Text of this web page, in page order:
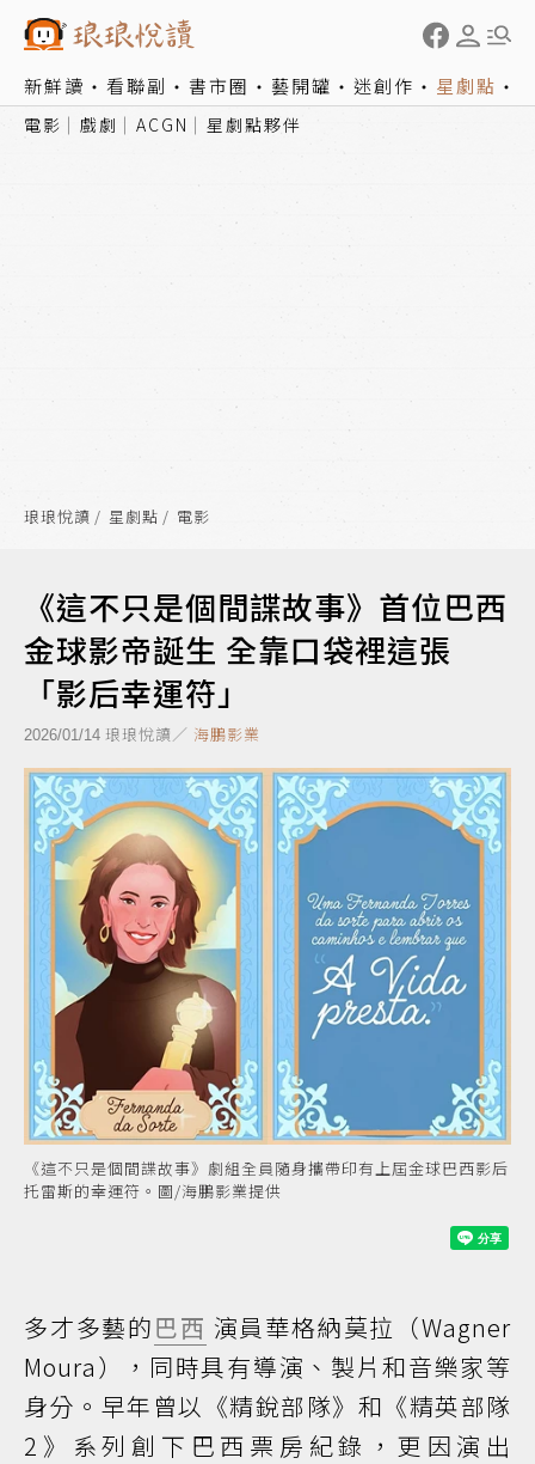
新鮮讀 看聯副 書市圈 藝開罐 迷創作 星劇點
電影 戲劇 ACGN 星劇點夥伴
琅琅悅讀 星劇點 電影
《這不只是個間諜故事》首位巴西
金球影帝誕生 全靠口袋裡這張
「影后幸運符」
2026/01/14 琅琅悅讀／ 海鵬影業
《這不只是個間諜故事》劇組全員隨身攜帶印有上屆金球巴西影后
托雷斯的幸運符。圖/海鵬影業提供
多才多藝的巴西 演員華格納莫拉（Wagner
Moura），同時具有導演、製片和音樂家等
身分。早年曾以《精銳部隊》和《精英部隊
2》系列創下巴西票房紀錄，更因演出